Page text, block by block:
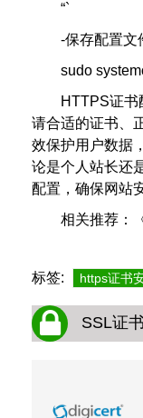
“`
-保存配置文
sudo
HTTPS证书
请合适的证书、
效保护用户数据
论是个人站长还
配置，确保网站
相关推荐：
标签: https证书
SSL证